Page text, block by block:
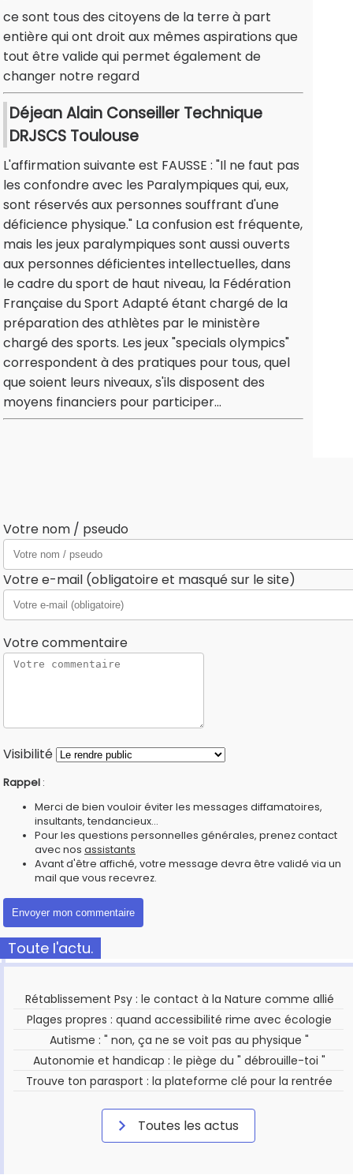
ce sont tous des citoyens de la terre à part
entière qui ont droit aux mêmes aspirations que
tout être valide qui permet également de
changer notre regard
Déjean Alain Conseiller Technique
DRJSCS Toulouse
L'affirmation suivante est FAUSSE : "Il ne faut pas
les confondre avec les Paralympiques qui, eux,
sont réservés aux personnes souffrant d'une
déficience physique." La confusion est fréquente,
mais les jeux paralympiques sont aussi ouverts
aux personnes déficientes intellectuelles, dans
le cadre du sport de haut niveau, la Fédération
Française du Sport Adapté étant chargé de la
préparation des athlètes par le ministère
chargé des sports. Les jeux "specials olympics"
correspondent à des pratiques pour tous, quel
que soient leurs niveaux, s'ils disposent des
moyens financiers pour participer...
Votre nom / pseudo
Votre e-mail (obligatoire et masqué sur le site)
Votre commentaire
Visibilité
Rappel :
Merci de bien vouloir éviter les messages diffamatoires,
insultants, tendancieux...
Pour les questions personnelles générales, prenez contact
avec nos assistants
Avant d'être affiché, votre message devra être validé via un
mail que vous recevrez.
Toute l'actu.
Rétablissement Psy : le contact à la Nature comme allié
Plages propres : quand accessibilité rime avec écologie
Autisme : " non, ça ne se voit pas au physique "
Autonomie et handicap : le piège du " débrouille-toi "
Trouve ton parasport : la plateforme clé pour la rentrée
Toutes les actus